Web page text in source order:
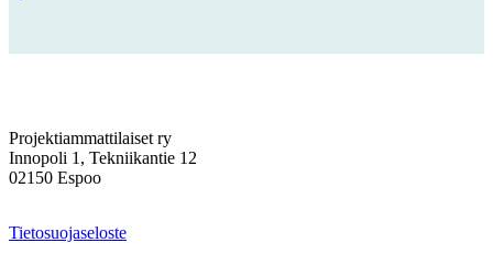
Projektiammattilaiset ry
Innopoli 1, Tekniikantie 12
02150 Espoo
Tietosuojaseloste